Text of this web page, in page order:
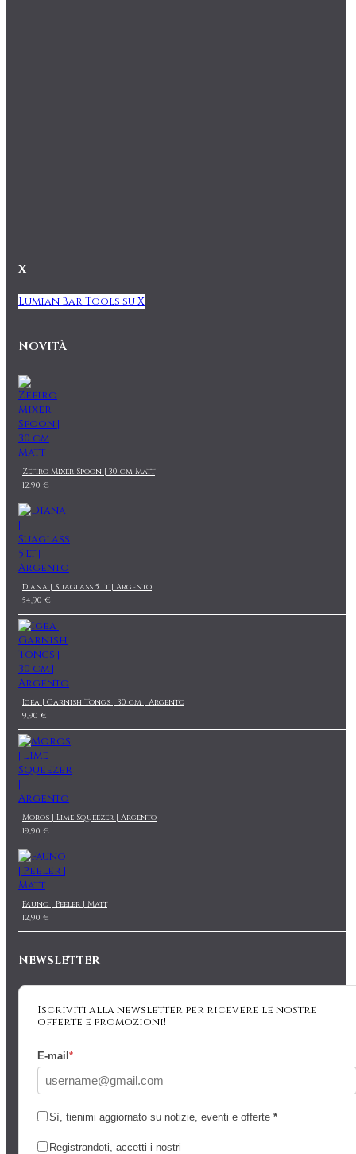
X
Lumian Bar Tools su X
NOVITÀ
Zefiro Mixer Spoon | 30 cm Matt
12,90 €
Diana | Suaglass 5 lt | Argento
54,90 €
Igea | Garnish Tongs | 30 cm | Argento
9,90 €
Moros | Lime Squeezer | Argento
19,90 €
Fauno | Peeler | Matt
12,90 €
NEWSLETTER
Iscriviti alla newsletter per ricevere le nostre
offerte e promozioni!
E-mail *
Sì, tienimi aggiornato su notizie, eventi e offerte *
Registrandoti, accetti i nostri